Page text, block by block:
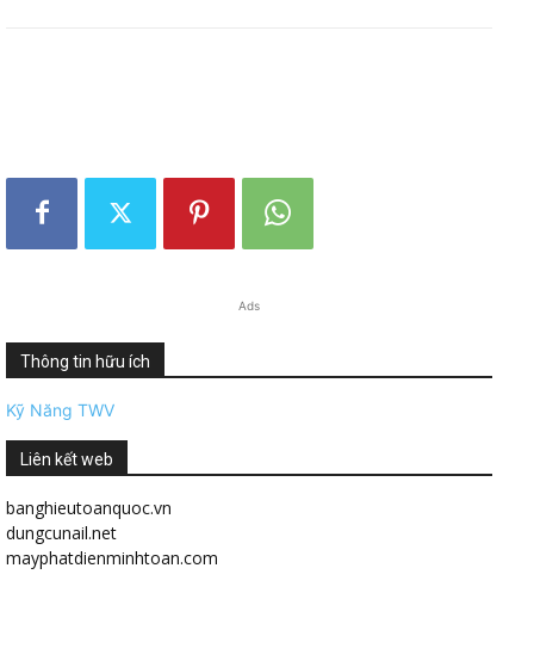
Ads
Thông tin hữu ích
Kỹ Năng TWV
Liên kết web
banghieutoanquoc.vn
dungcunail.net
mayphatdienminhtoan.com